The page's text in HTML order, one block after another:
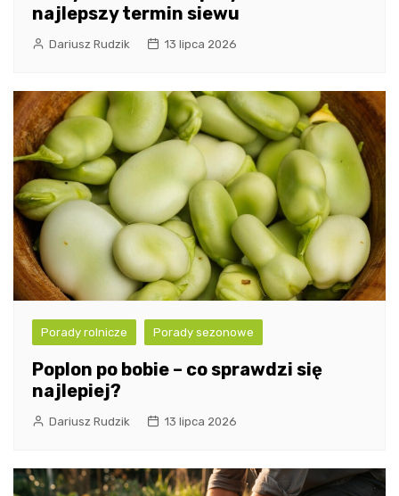
najlepszy termin siewu
Dariusz Rudzik 13 lipca 2026
Porady rolnicze Porady sezonowe
Poplon po bobie – co sprawdzi się
najlepiej?
Dariusz Rudzik 13 lipca 2026